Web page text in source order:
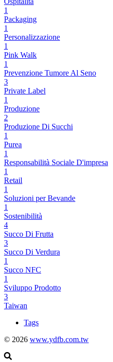
1
Packaging
1
Personalizzazione
1
Pink Walk
1
Prevenzione Tumore Al Seno
3
Private Label
1
Produzione
2
Produzione Di Succhi
1
Purea
1
Responsabilità Sociale D'impresa
1
Retail
1
Soluzioni per Bevande
1
Sostenibilità
4
Succo Di Frutta
3
Succo Di Verdura
1
Succo NFC
1
Sviluppo Prodotto
3
Taiwan
Tags
© 2026 www.ydfb.com.tw